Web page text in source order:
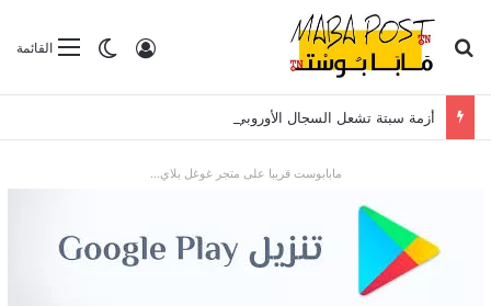
القائمةالوضع
تسجيل الدخول بحث عن
مابابوست قريبا على متجر غوغل بلاي...